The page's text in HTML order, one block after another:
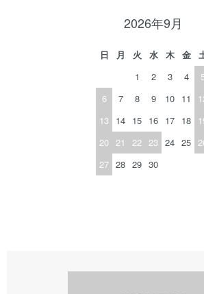
2026年9月
日 月 火 水 木 金
1
2 3 4
6
7 8 9 10 11
13
14 15 16 17 18
20 21 22 23 24 25
27 28 29 30